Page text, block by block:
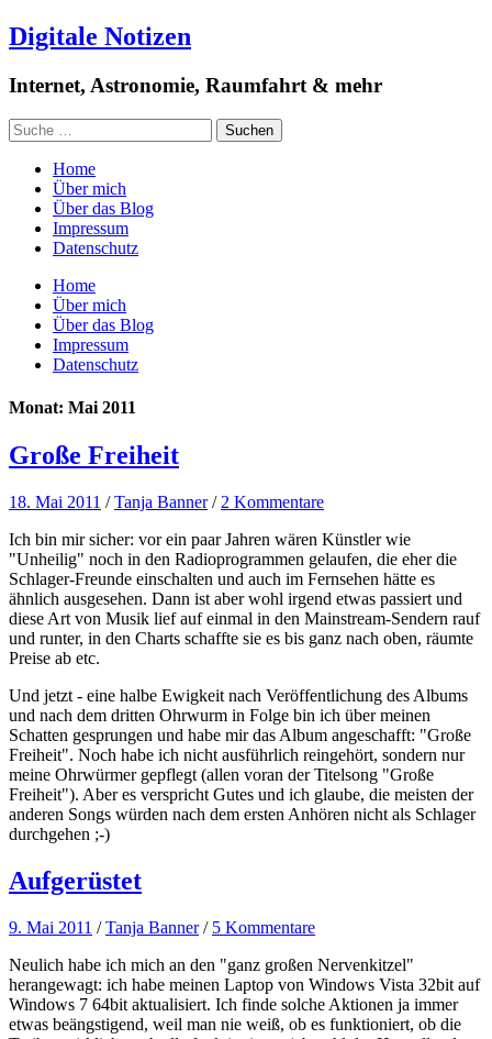
Digitale Notizen
Internet, Astronomie, Raumfahrt & mehr
Home
Über mich
Über das Blog
Impressum
Datenschutz
Home
Über mich
Über das Blog
Impressum
Datenschutz
Monat: Mai 2011
Große Freiheit
18. Mai 2011 /Tanja Banner / 2 Kommentare
Ich bin mir sicher: vor ein paar Jahren wären Künstler wie
"Unheilig" noch in den Radioprogrammen gelaufen, die eher die
Schlager-Freunde einschalten und auch im Fernsehen hätte es
ähnlich ausgesehen. Dann ist aber wohl irgend etwas passiert und
diese Art von Musik lief auf einmal in den Mainstream-Sendern rauf
und runter, in den Charts schaffte sie es bis ganz nach oben, räumte
Preise ab etc.
Und jetzt - eine halbe Ewigkeit nach Veröffentlichung des Albums
und nach dem dritten Ohrwurm in Folge bin ich über meinen
Schatten gesprungen und habe mir das Album angeschafft: "Große
Freiheit". Noch habe ich nicht ausführlich reingehört, sondern nur
meine Ohrwürmer gepflegt (allen voran der Titelsong "Große
Freiheit"). Aber es verspricht Gutes und ich glaube, die meisten der
anderen Songs würden nach dem ersten Anhören nicht als Schlager
durchgehen ;-)
Aufgerüstet
9. Mai 2011 /Tanja Banner / 5 Kommentare
Neulich habe ich mich an den "ganz großen Nervenkitzel"
herangewagt: ich habe meinen Laptop von Windows Vista 32bit auf
Windows 7 64bit aktualisiert. Ich finde solche Aktionen ja immer
etwas beängstigend, weil man nie weiß, ob es funktioniert, ob die